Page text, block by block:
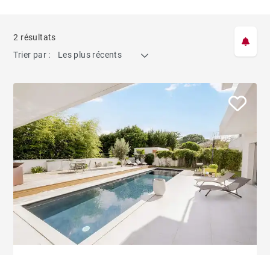
2 résultats
Trier par :
Les plus récents